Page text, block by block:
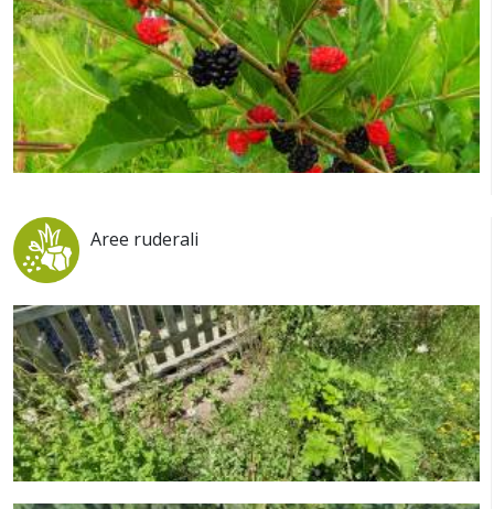
Aree ruderali